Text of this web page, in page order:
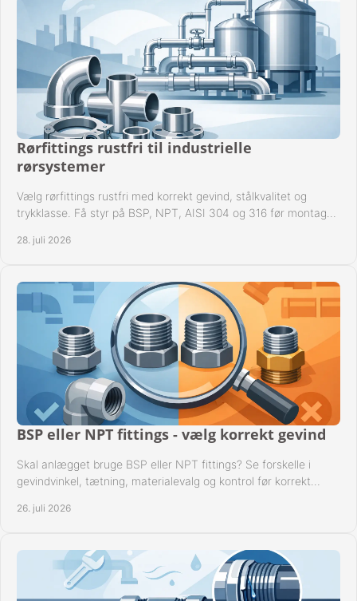
Rørfittings rustfri til industrielle
rørsystemer
Vælg rørfittings rustfri med korrekt gevind, stålkvalitet og
trykklasse. Få styr på BSP, NPT, AISI 304 og 316 før montage
28. juli 2026
BSP eller NPT fittings - vælg korrekt gevind
Skal anlægget bruge BSP eller NPT fittings? Se forskelle i
gevindvinkel, tætning, materialevalg og kontrol før korrekt
26. juli 2026